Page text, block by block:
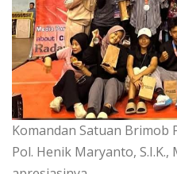
Komandan Satuan Brimob
Pol. Henik Maryanto, S.I.K.,